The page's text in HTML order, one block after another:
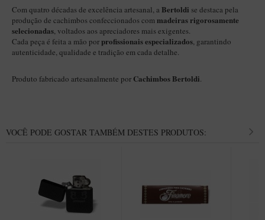
Speciale
BB Liso e Rústico
Elite Longo
CACHIMBOS ARTESANAIS DE BRIAR ITALIANO
MONTE SEU KIT/INICIANTES
Blends Para Cachimbo
Com quatro décadas de excelência artesanal, a Bertoldi se destaca pela
produção de cachimbos confeccionados commadeiras rigorosamente
selecionadas, voltados aos apreciadores mais exigentes.
Cada peça é feita a mão por profissionais especializados, garantindo
autenticidade, qualidade e tradição em cada detalhe.
Produto fabricado artesanalmente por Cachimbos Bertoldi.
VOCÊ PODE GOSTAR TAMBÉM DESTES PRODUTOS: